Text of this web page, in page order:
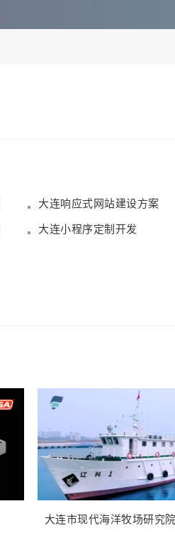
大连响应式网站建设方案
大连小程序定制开发
大连市现代海洋牧场研究院